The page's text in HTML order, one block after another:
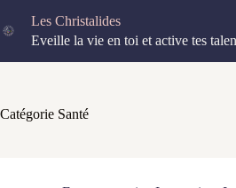
au
contenu
Les Christalides
Eveille la vie en toi et active tes
Catégorie Santé